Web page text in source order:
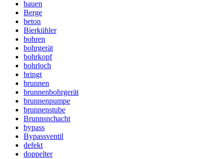
bauen
Berge
beton
Bierkühler
bohren
bohrgerät
bohrkopf
bohrloch
bringt
brunnen
brunnenbohrgerät
brunnenpumpe
brunnenstube
Brunnsnchacht
bypass
Bypassventil
defekt
doppelter